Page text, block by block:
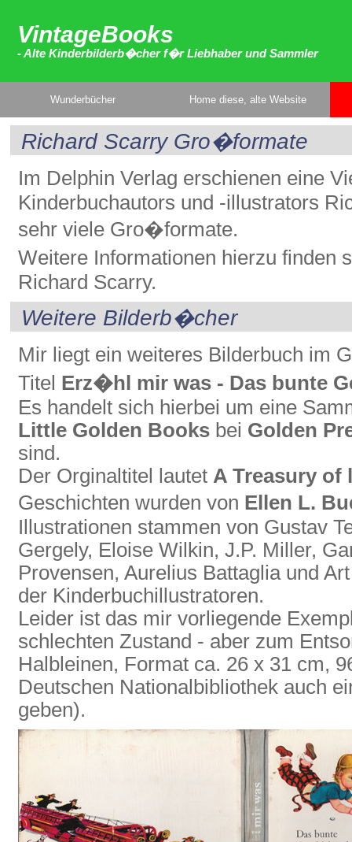
VintageBooks
- Alte Kinderbilderb�cher f�r Liebhaber und Sammler
Wunderbücher Home diese, alte Website
Richard Scarry Gro�formate
Im Delphin Verlag erschienen eine
Kinderbuchautors und -illustrators
sehr viele Gro�formate.
Weitere Informationen hierzu finden
Richard Scarry.
Weitere Bilderb�cher
Mir liegt ein weiteres Bilderbuch im
Titel Erz�hl mir was - Das bunte
Es handelt sich hierbei um eine
Little Golden Books bei Golden
sind.
Der Orginaltitel lautet A Treasury
Geschichten wurden von Ellen L.
Illustrationen stammen von Gustav
Gergely, Eloise Wilkin, J.P. Miller,
Provensen, Aurelius Battaglia und
der Kinderbuchillustratoren.
Leider ist das mir vorliegende
schlechten Zustand - aber zum
Halbleinen, Format ca. 26 x 31 cm,
Deutschen Nationalbibliothek auch
geben).